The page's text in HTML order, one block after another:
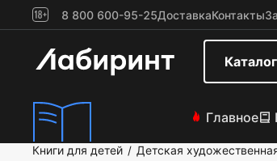
8 800 600-95-25ДоставкаКонтакты
Каталог
Главное
Книги для детей / Детская